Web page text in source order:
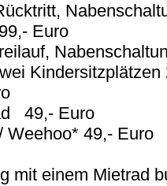
Euro
Kindersitzplätzen
49,- Euro
Weehoo* 49,- Euro
mit einem Mietrad